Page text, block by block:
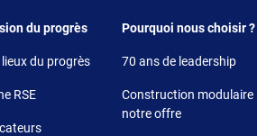
du progrès
lieux du progrès
RSE
Footer 2
Pourquoi nous choisir ?
70 ans de leadership
Construction modulaire
notre offre